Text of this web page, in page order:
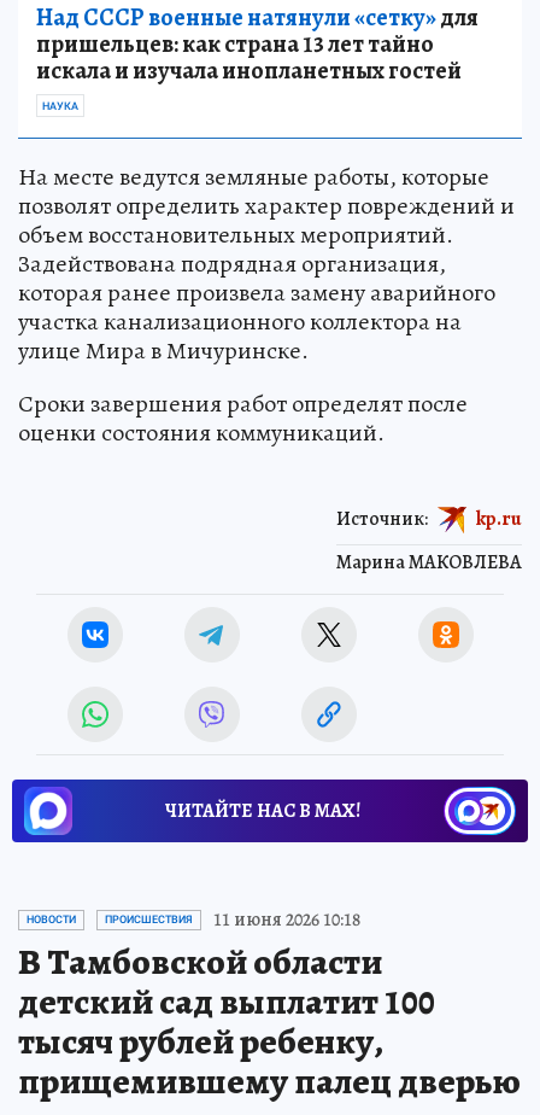
Над СССР военные натянули «сетку»для
пришельцев: как страна 13 лет тайно
искала и изучала инопланетных гостей
НАУКА
На месте ведутся земляные работы, которые
позволят определить характер повреждений и
объем восстановительных мероприятий.
Задействована подрядная организация,
которая ранее произвела замену аварийного
участка канализационного коллектора на
улице Мира в Мичуринске.
Сроки завершения работ определят после
оценки состояния коммуникаций.
Марина МАКОВЛЕВА
Источник: kp.ru
ЧИТАЙТЕ НАС В МАХ!
НОВОСТИ ПРОИСШЕСТВИЯ 11 июня 2026 10:18
В Тамбовской области
детский сад выплатит 100
тысяч рублей ребенку,
прищемившему палец дверью